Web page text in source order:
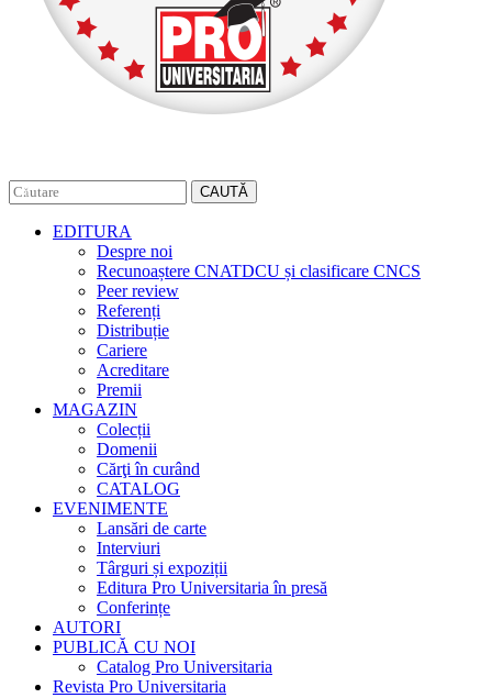
CAUTĂ
EDITURA
Despre noi
Recunoaștere CNATDCU și clasificare CNCS
Peer review
Referenți
Distribuție
Cariere
Acreditare
Premii
MAGAZIN
Colecții
Domenii
Cărţi în curând
CATALOG
EVENIMENTE
Lansări de carte
Interviuri
Târguri și expoziții
Editura Pro Universitaria în presă
Conferințe
AUTORI
PUBLICĂ CU NOI
Catalog Pro Universitaria
Revista Pro Universitaria